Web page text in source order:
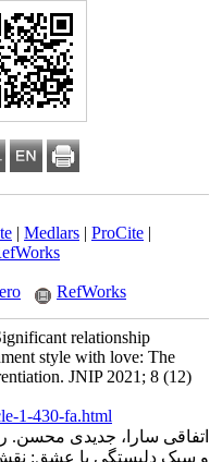
| Medlars | ProCite |
RefWorks
relationship
style with love: The
JNIP 2021; 8 (12)
1-430-fa.html
اتفاقی سارا، جدیدی محسن.
و سبک دلبستگی با عشق: نقش